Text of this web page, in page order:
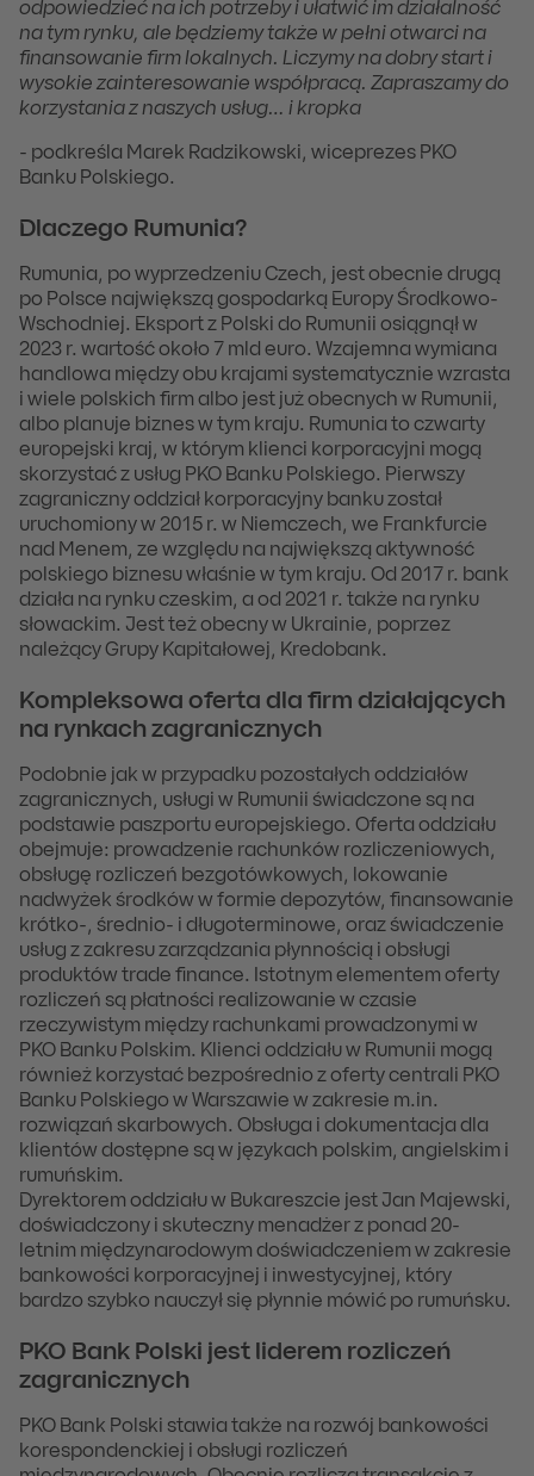
odpowiedzieć na ich potrzeby i ułatwić im działalność
na tym rynku, ale będziemy także w pełni otwarci na
finansowanie firm lokalnych. Liczymy na dobry start i
wysokie zainteresowanie współpracą. Zapraszamy do
korzystania z naszych usług… i kropka
- podkreśla Marek Radzikowski, wiceprezes PKO
Banku Polskiego.
Dlaczego Rumunia?
Rumunia, po wyprzedzeniu Czech, jest obecnie drugą
po Polsce największą gospodarką Europy Środkowo-
Wschodniej. Eksport z Polski do Rumunii osiągnął w
2023 r. wartość około 7 mld euro. Wzajemna wymiana
handlowa między obu krajami systematycznie wzrasta
i wiele polskich firm albo jest już obecnych w Rumunii,
albo planuje biznes w tym kraju. Rumunia to czwarty
europejski kraj, w którym klienci korporacyjni mogą
skorzystać z usług PKO Banku Polskiego. Pierwszy
zagraniczny oddział korporacyjny banku został
uruchomiony w 2015 r. w Niemczech, we Frankfurcie
nad Menem, ze względu na największą aktywność
polskiego biznesu właśnie w tym kraju. Od 2017 r. bank
działa na rynku czeskim, a od 2021 r. także na rynku
słowackim. Jest też obecny w Ukrainie, poprzez
należący Grupy Kapitałowej, Kredobank.
Kompleksowa oferta dla firm działających
na rynkach zagranicznych
Podobnie jak w przypadku pozostałych oddziałów
zagranicznych, usługi w Rumunii świadczone są na
podstawie paszportu europejskiego. Oferta oddziału
obejmuje: prowadzenie rachunków rozliczeniowych,
obsługę rozliczeń bezgotówkowych, lokowanie
nadwyżek środków w formie depozytów, finansowanie
krótko-, średnio- i długoterminowe, oraz świadczenie
usług z zakresu zarządzania płynnością i obsługi
produktów trade finance. Istotnym elementem oferty
rozliczeń są płatności realizowanie w czasie
rzeczywistym między rachunkami prowadzonymi w
PKO Banku Polskim. Klienci oddziału w Rumunii mogą
również korzystać bezpośrednio z oferty centrali PKO
Banku Polskiego w Warszawie w zakresie m.in.
rozwiązań skarbowych. Obsługa i dokumentacja dla
klientów dostępne są w językach polskim, angielskim i
rumuńskim.
Dyrektorem oddziału w Bukareszcie jest Jan Majewski,
doświadczony i skuteczny menadżer z ponad 20-
letnim międzynarodowym doświadczeniem w zakresie
bankowości korporacyjnej i inwestycyjnej, który
bardzo szybko nauczył się płynnie mówić po rumuńsku.
PKO Bank Polski jest liderem rozliczeń
zagranicznych
PKO Bank Polski stawia także na rozwój bankowości
korespondenckiej i obsługi rozliczeń